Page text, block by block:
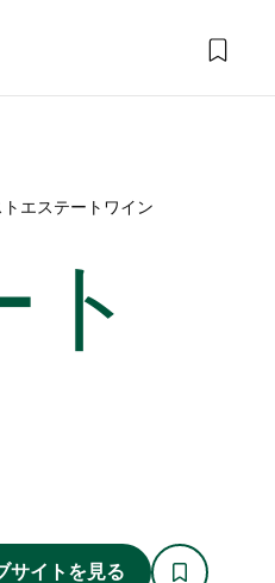
エステートワイン
サイトを見る